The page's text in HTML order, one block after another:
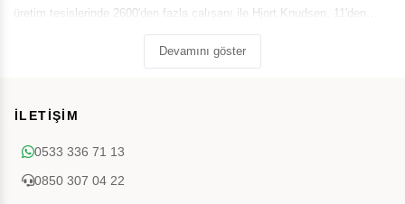
üretim tesislerinde 2600'den fazla çalışanı ile Hjort Knudsen, 11'den
fazla Avrupa ülkesine satış yapmaktadır.
Devamını göster
İLETİŞİM
0533 336 71 13
0850 307 04 22